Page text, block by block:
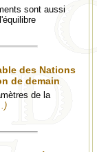
sont aussi
des Nations
de demain
de la